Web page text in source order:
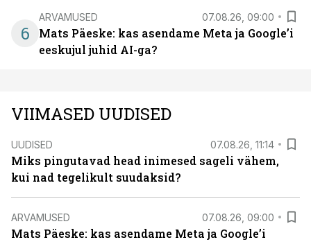
6
ARVAMUSED 07.08.26, 09:00
Mats Päeske: kas asendame Meta ja Google’i
eeskujul juhid AI-ga?
VIIMASED UUDISED
UUDISED 07.08.26, 11:14
Miks pingutavad head inimesed sageli vähem,
kui nad tegelikult suudaksid?
ARVAMUSED 07.08.26, 09:00
Mats Päeske: kas asendame Meta ja Google’i